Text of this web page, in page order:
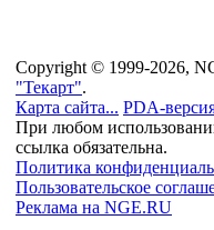
Copyright © 1999-2026,
"Текарт".
Карта сайта... PDA-
При любом
ссылка обязательна.
Политика
Пользовательское
Реклама на NGE.RU